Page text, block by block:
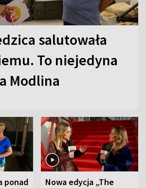
salutowała
To niejedyna
Modlina
ponad
Nowa edycja „The